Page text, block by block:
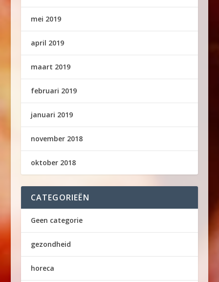
mei 2019
april 2019
maart 2019
februari 2019
januari 2019
november 2018
oktober 2018
CATEGORIEËN
Geen categorie
gezondheid
horeca